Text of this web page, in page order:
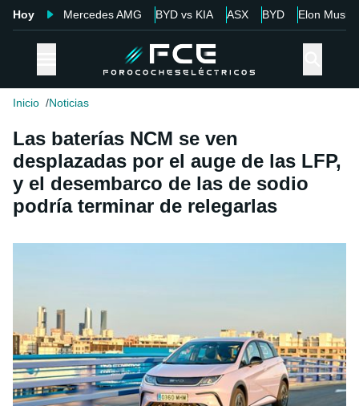
Hoy Mercedes AMG BYD vs KIA ASX BYD Elon Musk
Inicio Noticias
Las baterías NCM se ven
desplazadas por el auge de las LFP,
y el desembarco de las de sodio
podría terminar de relegarlas